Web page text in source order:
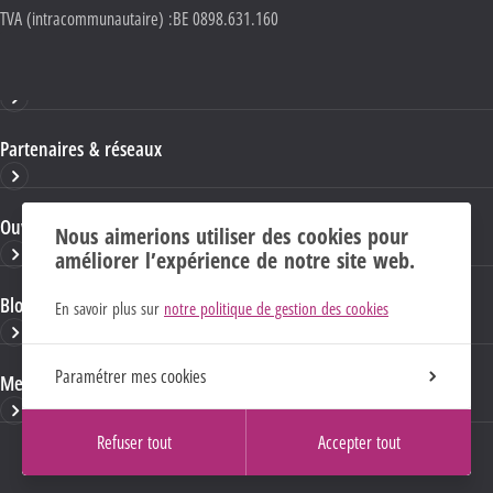
TVA (intracommunautaire) :BE 0898.631.160
Partenaires & réseaux
Ouvrages & publications
Blogs & sites HELMo
Mentions Légales
Nous aimerions utiliser des cookies pour
améliorer l’expérience de notre site web.
En savoir plus sur notre politique de gestion des cookies
Paramétrer mes cookies
Refuser tout Accepter tout